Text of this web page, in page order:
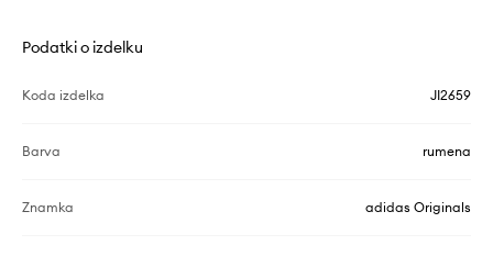
Podatki o izdelku
Koda izdelka JI2659
Barva rumena
Znamka adidas Originals